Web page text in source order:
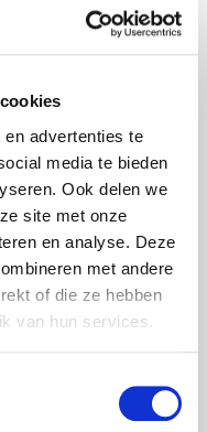
advertenties te
media te bieden
Ook delen we
site met onze
en analyse. Deze
met andere
of die ze hebben
van hun services.
Werk en
en